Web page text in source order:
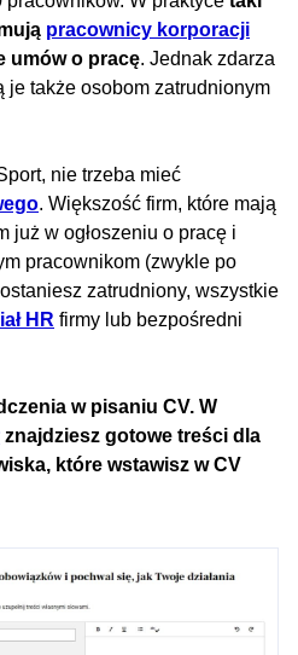
pracownicy korporacji
umów o pracę. Jednak zdarza
je także osobom zatrudnionym
nie trzeba mieć
. Większość firm, które mają
już w ogłoszeniu o pracę i
pracownikom (zwykle po
zatrudniony, wszystkie
HR firmy lub bezpośredni
w pisaniu CV. W
znajdziesz gotowe treści dla
które wstawisz w CV